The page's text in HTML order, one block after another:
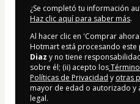
¿Se completó tu información
Haz clic aquí para saber más.
Al hacer clic en 'Comprar
Hotmart está procesando
Diaz y no tiene
sobre él; (ii) acepto los
Políticas de Privacidad y otras
mayor de edad o autorizado
legal.